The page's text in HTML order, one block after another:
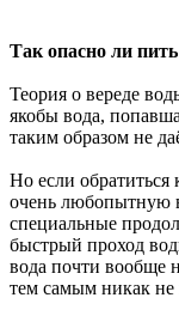
Так опасно ли
Теория о вереде
якобы вода,
таким образом не
Но если
очень любопытную
специальные
быстрый проход
вода почти вообще
тем самым никак